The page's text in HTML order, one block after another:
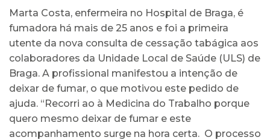
Marta Costa, enfermeira no Hospital de Braga, é
fumadora há mais de 25 anos e foi a primeira
utente da nova consulta de cessação tabágica aos
colaboradores da Unidade Local de Saúde (ULS) de
Braga. A profissional manifestou a intenção de
deixar de fumar, o que motivou este pedido de
ajuda. “Recorri ao à Medicina do Trabalho porque
quero mesmo deixar de fumar e este
acompanhamento surge na hora certa. O processo